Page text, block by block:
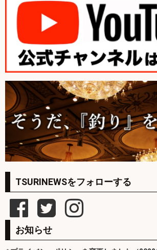
TSURINEWSをフォローする
お知らせ